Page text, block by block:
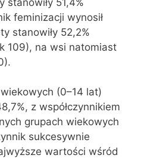
feminizacji wynosił
stanowiły 52,2%
109), na wsi natomiast
(0–14 lat)
z współczynnikiem
grupach wiekowych
sukcesywnie
wartości wśród